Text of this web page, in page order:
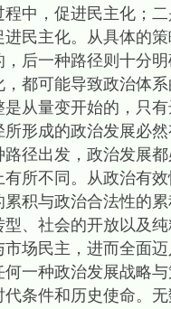
中，促进民主化；
民主化。从具体的
后一种路径则十分
都可能导致政治体
从量变开始的，只
形成的政治发展必
径出发，政治发展
所不同。从政治有
积与政治合法性的
、社会的开放以及
场民主，进而全面
一种政治发展战略
条件和历史使命。